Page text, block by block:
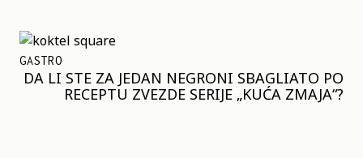
GASTRO
DA LI STE ZA JEDAN NEGRONI SBAGLIATO PO
RECEPTU ZVEZDE SERIJE „KUĆA ZMAJA“?